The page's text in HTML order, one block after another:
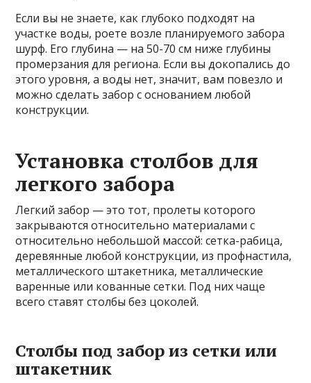
Если вы не знаете, как глубоко подходят на
участке воды, роете возле планируемого забора
шурф. Его глубина — на 50-70 см ниже глубины
промерзания для региона. Если вы докопались до
этого уровня, а воды нет, значит, вам повезло и
можно сделать забор с основанием любой
конструкции.
Установка столбов для
легкого забора
Легкий забор — это тот, пролеты которого
закрываются относительно материалами с
относительно небольшой массой: сетка-рабица,
деревянные любой конструкции, из профнастила,
металлического штакетника, металлические
варенные или кованные сетки. Под них чаще
всего ставят столбы без цоколей.
Столбы под забор из сетки или
штакетник